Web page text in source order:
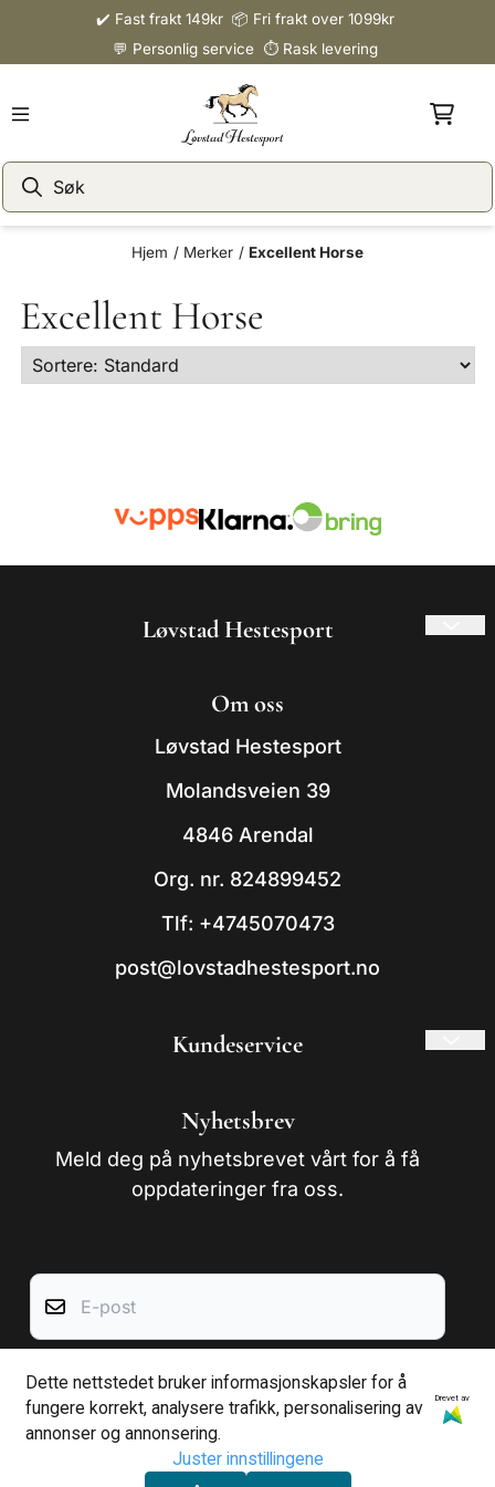
Hopp til innhold✔️ Fast frakt 149kr 📦 Fri frakt over 1099kr
💬 Personlig service ⏱️ Rask levering
Hjem / Merker / Excellent Horse
Excellent Horse
Løvstad Hestesport
- Powered by Mystore.no
Om oss
Løvstad Hestesport
Molandsveien 39
4846 Arendal
Org. nr. 824899452
Tlf: +4745070473
post@lovstadhestesport.no
Kundeservice
Om oss
Kontakt oss
Nyhetsbrev
Meld deg på nyhetsbrevet vårt for å få
oppdateringer fra oss.
Abonner
Dette nettstedet bruker informasjonskapsler for å
fungere korrekt, analysere trafikk, personalisering av
annonser og annonsering.
Drevet av
Juster innstillingene